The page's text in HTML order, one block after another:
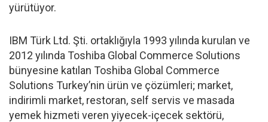
yürütüyor.
IBM Türk Ltd. Şti. ortaklığıyla 1993 yılında kurulan ve
2012 yılında Toshiba Global Commerce Solutions
bünyesine katılan Toshiba Global Commerce
Solutions Turkey’nin ürün ve çözümleri; market,
indirimli market, restoran, self servis ve masada
yemek hizmeti veren yiyecek-içecek sektörü,